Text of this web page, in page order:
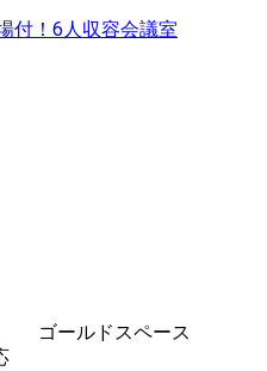
付！6人収容会議室
ゴールドスペース